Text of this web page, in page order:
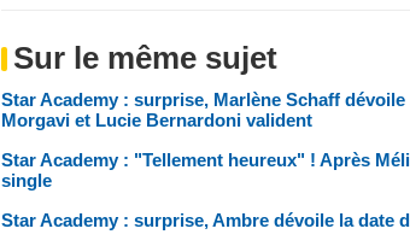
Sur le même sujet
Star Academy : surprise, Marlène Schaff
Morgavi et Lucie Bernardoni valident
Star Academy : "Tellement heureux" ! Après
single
Star Academy : surprise, Ambre dévoile la date